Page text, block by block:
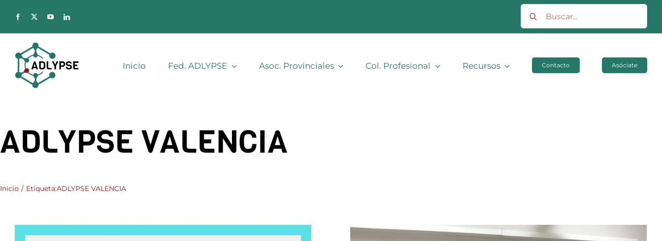
contenido
Buscar:
Inicio Fed. ADLYPSE Asoc. Provinciales Col. Profesional Recursos Contacto Asóciate
ADLYPSE VALENCIA
Inicio Etiqueta:ADLYPSE VALENCIA